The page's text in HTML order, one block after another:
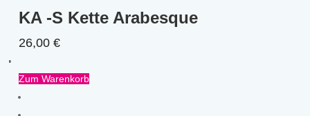
KA -S Kette Arabesque
26,00€
Zum Warenkorb